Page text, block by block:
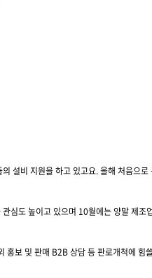
설비 지원을 하고 있고요.올해 처음으로
심도 높이고 있으며 10월에는 양말 제조
홍보 및 판매 B2B상담 등 판로개척에 힘